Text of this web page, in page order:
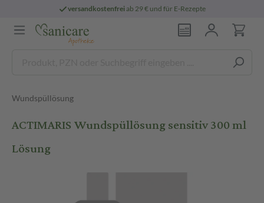
versandkostenfreiab 29 € und für E-Rezepte
Wundspüllösung
ACTIMARIS Wundspüllösung sensitiv 300 ml
Lösung